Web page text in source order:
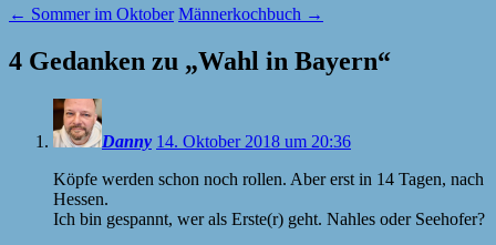
← Sommer im Oktober Männerkochbuch →
4 Gedanken zu „Wahl in Bayern“
Danny 14. Oktober 2018 um 20:36
Köpfe werden schon noch rollen. Aber erst in 14 Tagen, nach
Hessen.
Ich bin gespannt, wer als Erste(r) geht. Nahles oder Seehofer?